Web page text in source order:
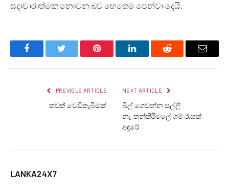
සදාචාරාත්මක නොවන බව හෙතෙම පෙන්වා දෙයි.
FacebookTwitter Pinterest LinkedInReddit Email
PREVIOUS ARTICLE
තවත් වෙඩිතැබීමක්
NEXT ARTICLE
බිල් ගෙවන්න සල්ලි
නෑ:තන්තිරිමලේ ගම් රැසක්
අඳුරේ
LANKA24X7